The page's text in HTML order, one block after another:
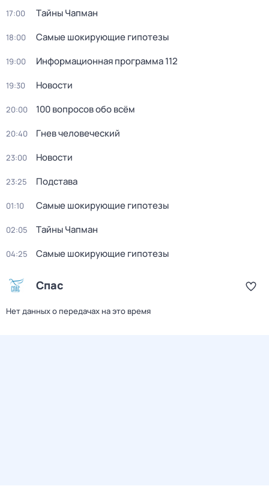
17:00 Тaйны Чапман
18:00 Самые шoкиpующие гипотезы
19:00 Информационная программа 112
19:30 Новости
20:00 100 вопросов обо всём
20:40 Гнев человеческий
23:00 Новости
23:25 Подстава
01:10 Самые шoкиpующие гипотезы
02:05 Тaйны Чапман
04:25 Самые шoкиpующие гипотезы
Спас
Нет данных о передачах на это время